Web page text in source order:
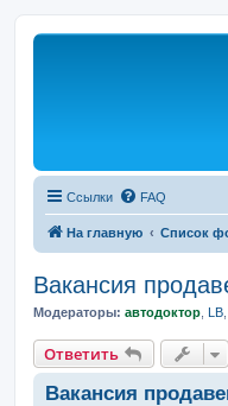
Ссылки FAQ
На главную Список
Вакансия
Модераторы: автодоктор LB
Ответить
Вакансия